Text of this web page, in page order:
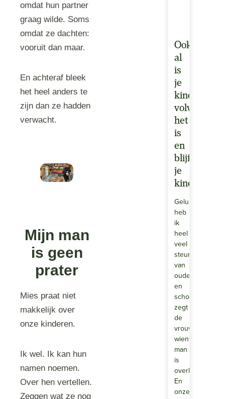
omdat hun partner
graag wilde. Soms
omdat ze dachten:
vooruit dan maar.
En achteraf bleek
het heel anders te
zijn dan ze hadden
verwacht.
Mijn man
is geen
prater
Mies praat niet
makkelijk over
onze kinderen.
Ik wel. Ik kan hun
namen noemen.
Over hen vertellen.
Zeggen wat ze nog
Ook
al
is
je
kind
volwassen,
het
is
en
blijft
je
kind
Gelukkig
heb
ik
heel
veel
steun
van
ouders
en
schoonouders,
zegt
de
vrouw
wiens
man
is
overleden.
En
onze